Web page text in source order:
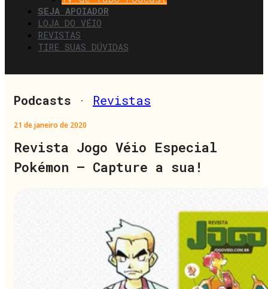
SEJA APOIADOR
LOJA DO VÉIO
REVISTAS
TIRE SUAS DÚVIDAS
Podcasts · Revistas
21 de janeiro de 2020
Revista Jogo Véio Especial
Pokémon – Capture a sua!